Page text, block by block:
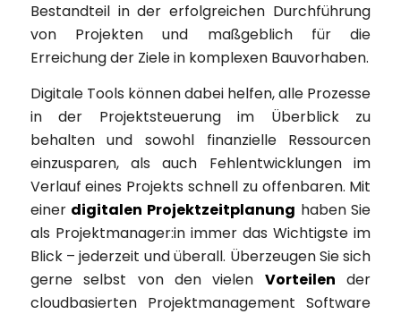
Bestandteil in der erfolgreichen Durchführung
von Projekten und maßgeblich für die
Erreichung der Ziele in komplexen Bauvorhaben.
Digitale Tools können dabei helfen, alle Prozesse
in der Projektsteuerung im Überblick zu
behalten und sowohl finanzielle Ressourcen
einzusparen, als auch Fehlentwicklungen im
Verlauf eines Projekts schnell zu offenbaren. Mit
einer digitalen Projektzeitplanung haben Sie
als Projektmanager:in immer das Wichtigste im
Blick – jederzeit und überall. Überzeugen Sie sich
gerne selbst von den vielen Vorteilen der
cloudbasierten Projektmanagement Software